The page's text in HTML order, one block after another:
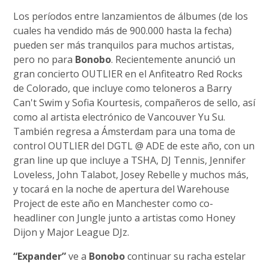
Los períodos entre lanzamientos de álbumes (de los
cuales ha vendido más de 900.000 hasta la fecha)
pueden ser más tranquilos para muchos artistas,
pero no para Bonobo. Recientemente anunció un
gran concierto OUTLIER en el Anfiteatro Red Rocks
de Colorado, que incluye como teloneros a Barry
Can't Swim y Sofia Kourtesis, compañeros de sello, así
como al artista electrónico de Vancouver Yu Su.
También regresa a Ámsterdam para una toma de
control OUTLIER del DGTL @ ADE de este año, con un
gran line up que incluye a TSHA, DJ Tennis, Jennifer
Loveless, John Talabot, Josey Rebelle y muchos más,
y tocará en la noche de apertura del Warehouse
Project de este año en Manchester como co-
headliner con Jungle junto a artistas como Honey
Dijon y Major League DJz.
“Expander”ve a Bonobocontinuar su racha estelar